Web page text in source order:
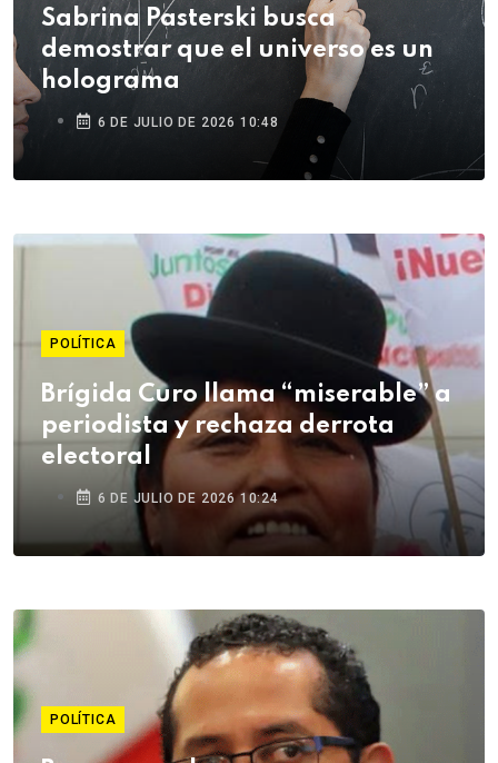
Sabrina Pasterski busca
demostrar que el universo es un
holograma
6 DE JULIO DE 2026 10:48
POLÍTICA
Brígida Curo llama “miserable” a
periodista y rechaza derrota
electoral
6 DE JULIO DE 2026 10:24
POLÍTICA